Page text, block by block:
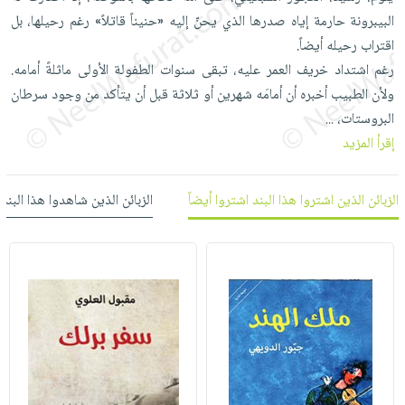
العناية
بالأسنان
الحمية
والتغذية
أدوات
المائدة
الأوعية
والتخزين
أدوات
المطبخ
الأكثر
مبيعاً
العودة
للمدارس
اكسسوارات
كتب
اكسسوارات
منزلية
اكسسوارات
ملابس
مطرزات
حقائب
حلي
عناية
بالذات
شحن
مجاني
بنود
مختارة
اشتراكات
كل
صندوق
القراءة
iKitab
حدود
بحث
متقدم
وفرات
عن
الشركة
سياسة
الشركة
حسابك
لائحة
الأمنيات
البيبرونة حارمة إياه صدرها الذي يحنّ إليه «حنيناً قاتلاً» رغم رحيلها، بل
اقتراب رحيله أيضاً.
رغم اشتداد خريف العمر عليه، تبقى سنوات الطفولة الأولى ماثلةً أمامه.
ولأن الطبيب أخبره أن أمامَه شهرين أو ثلاثة قبل أن يتأكد من وجود سرطان
البروستات،...
إقرأ المزيد
الزبائن الذين اشتروا هذا البند اشتروا أيضاً الزبائن الذين شاهدوا هذا